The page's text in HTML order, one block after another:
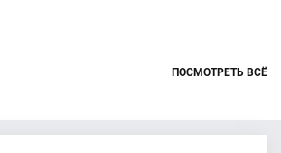
ПОСМОТРЕТЬ ВСЁ